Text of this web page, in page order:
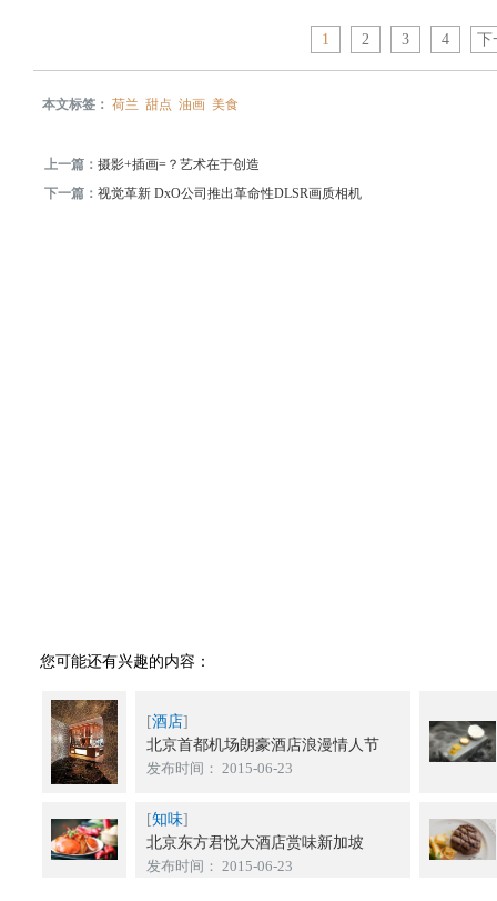
1 2 3 4 下
本文标签：荷兰 甜点 油画 美食
上一篇：摄影+插画=？艺术在于创造
下一篇：视觉革新 DxO公司推出革命性DLSR画质相机
您可能还有兴趣的内容：
[酒店]
北京首都机场朗豪酒店浪漫情人节
发布时间： 2015-06-23
[知味]
北京东方君悦大酒店赏味新加坡
发布时间： 2015-06-23